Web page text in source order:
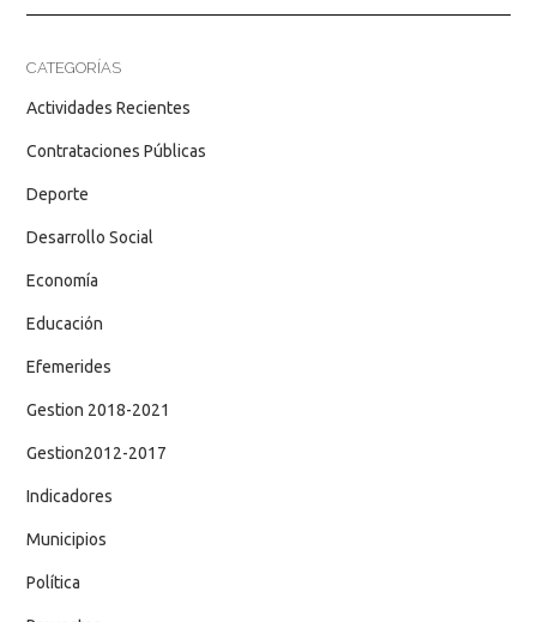
CATEGORÍAS
Actividades Recientes
Contrataciones Públicas
Deporte
Desarrollo Social
Economía
Educación
Efemerides
Gestion 2018-2021
Gestion2012-2017
Indicadores
Municipios
Política